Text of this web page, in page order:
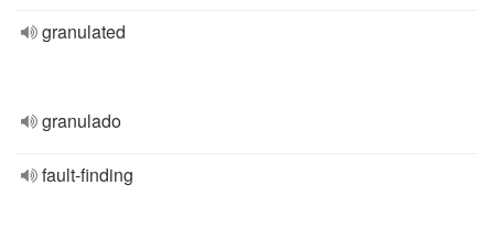
granulated
granulado
fault-finding